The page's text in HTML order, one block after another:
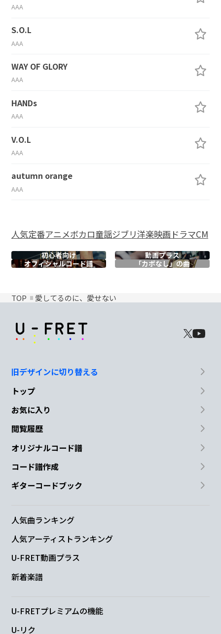
AAA
S.O.L
AAA
WAY OF GLORY
AAA
HANDs
AAA
V.O.L
AAA
autumn orange
AAA
人気定番アニメボカロ童謡ジブリ洋楽映画ドラマCM
初心者向け
動画プラス
オフィシャルコード譜 「カポなし」の曲
TOP 愛してるのに、愛せない
旧デザインに切り替える
トップ
お気に入り
閲覧履歴
オリジナルコード譜
コード譜作成
ギターコードブック
人気曲ランキング
人気アーティストランキング
U-FRET動画プラス
新着楽譜
U-FRETプレミアムの機能
U-リク